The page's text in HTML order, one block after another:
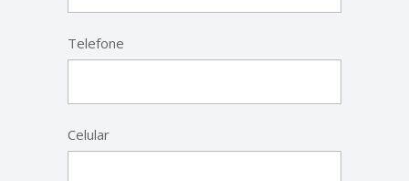
Telefone
Celular